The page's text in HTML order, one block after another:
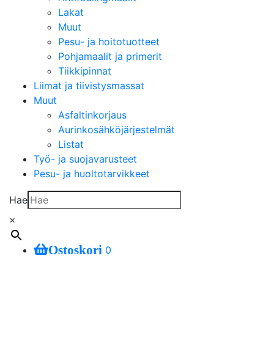
Lakat
Muut
Pesu- ja hoitotuotteet
Pohjamaalit ja primerit
Tiikkipinnat
Liimat ja tiivistysmassat
Muut
Asfaltinkorjaus
Aurinkosähköjärjestelmät
Listat
Työ- ja suojavarusteet
Pesu- ja huoltotarvikkeet
Hae
×
Ostoskori 0